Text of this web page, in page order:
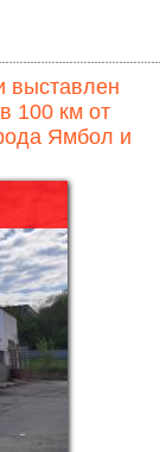
выставлен
100 км от
Ямбол и